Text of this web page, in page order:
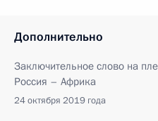
Дополнительно
Заключительное слово на
Россия – Африка
24 октября 2019 года